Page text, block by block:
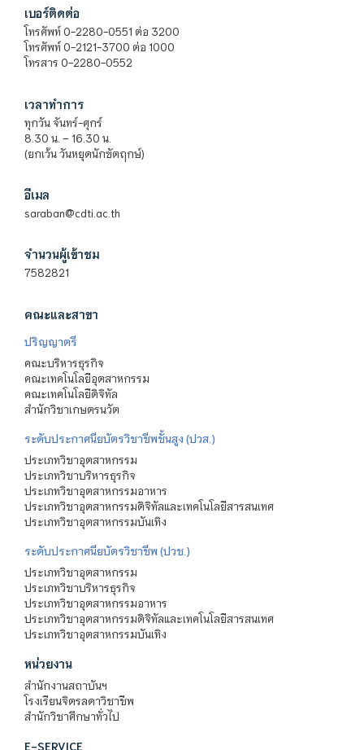
เบอร์ติดต่อ
โทรศัพท์ 0-2280-0551 ต่อ 3200
โทรศัพท์ 0-2121-3700 ต่อ 1000
โทรสาร 0-2280-0552
เวลาทำการ
ทุกวัน จันทร์-ศุกร์
8.30 น. – 16.30 น.
(ยกเว้น วันหยุดนักขัตฤกษ์)
อีเมล
saraban@cdti.ac.th
จำนวนผู้เข้าชม
7582821
คณะและสาขา
ปริญญาตรี
คณะบริหารธุรกิจ
คณะเทคโนโลยีอุตสาหกรรม
คณะเทคโนโลยีดิจิทัล
สำนักวิชาเกษตรนวัต
ระดับประกาศนียบัตรวิชาชีพชั้นสูง (ปวส.)
ประเภทวิชาอุตสาหกรรม
ประเภทวิชาบริหารธุรกิจ
ประเภทวิชาอุตสาหกรรมอาหาร
ประเภทวิชาอุตสาหกรรมดิจิทัลและเทคโนโลยีสารสนเทศ
ประเภทวิชาอุตสาหกรรมบันเทิง
ระดับประกาศนียบัตรวิชาชีพ (ปวช.)
ประเภทวิชาอุตสาหกรรม
ประเภทวิชาบริหารธุรกิจ
ประเภทวิชาอุตสาหกรรมอาหาร
ประเภทวิชาอุตสาหกรรมดิจิทัลและเทคโนโลยีสารสนเทศ
ประเภทวิชาอุตสาหกรรมบันเทิง
หน่วยงาน
สำนักงานสถาบันฯ
โรงเรียนจิตรลดาวิชาชีพ
สำนักวิชาศึกษาทั่วไป
E-SERVICE